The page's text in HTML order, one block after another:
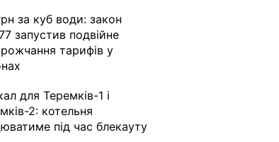
за куб води: закон
запустив подвійне
тарифів у
для Теремків-1 і
2: котельня
під час блекауту